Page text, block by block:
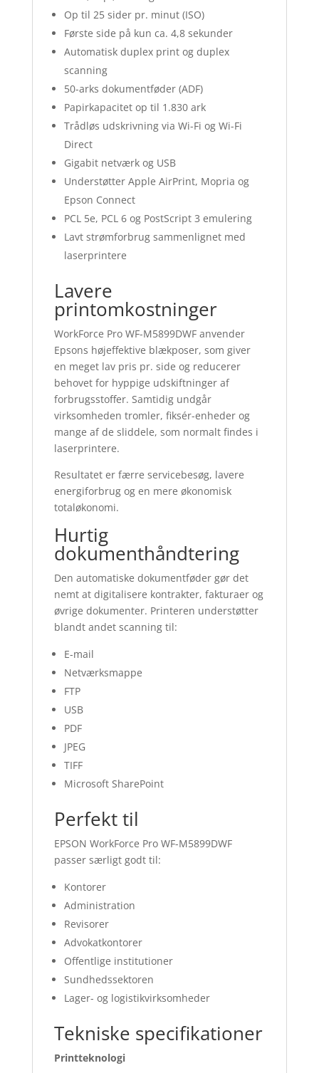
Op til 25 sider pr. minut (ISO)
Første side på kun ca. 4,8 sekunder
Automatisk duplex print og duplex
scanning
50-arks dokumentføder (ADF)
Papirkapacitet op til 1.830 ark
Trådløs udskrivning via Wi-Fi og Wi-Fi
Direct
Gigabit netværk og USB
Understøtter Apple AirPrint, Mopria og
Epson Connect
PCL 5e, PCL 6 og PostScript 3 emulering
Lavt strømforbrug sammenlignet med
laserprintere
Lavere
printomkostninger
WorkForce Pro WF-M5899DWF anvender
Epsons højeffektive blækposer, som giver
en meget lav pris pr. side og reducerer
behovet for hyppige udskiftninger af
forbrugsstoffer. Samtidig undgår
virksomheden tromler, fiksér-enheder og
mange af de sliddele, som normalt findes i
laserprintere.
Resultatet er færre servicebesøg, lavere
energiforbrug og en mere økonomisk
totaløkonomi.
Hurtig
dokumenthåndtering
Den automatiske dokumentføder gør det
nemt at digitalisere kontrakter, fakturaer og
øvrige dokumenter. Printeren understøtter
blandt andet scanning til:
E-mail
Netværksmappe
FTP
USB
PDF
JPEG
TIFF
Microsoft SharePoint
Perfekt til
EPSON WorkForce Pro WF-M5899DWF
passer særligt godt til:
Kontorer
Administration
Revisorer
Advokatkontorer
Offentlige institutioner
Sundhedssektoren
Lager- og logistikvirksomheder
Tekniske specifikationer
Printteknologi